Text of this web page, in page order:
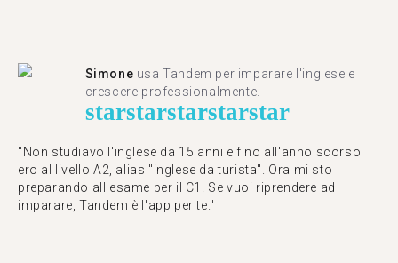
Simone usa Tandem per imparare l'inglese e
crescere professionalmente.
starstarstarstarstar
"Non studiavo l'inglese da 15 anni e fino all'anno scorso
ero al livello A2, alias "inglese da turista". Ora mi sto
preparando all'esame per il C1! Se vuoi riprendere ad
imparare, Tandem è l'app per te."